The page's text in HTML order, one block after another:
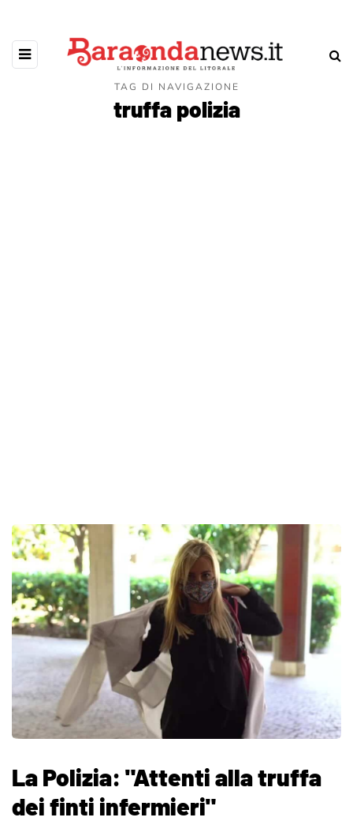
TAG DI NAVIGAZIONE
truffa polizia
La Polizia: "Attenti alla truffa
dei finti infermieri"